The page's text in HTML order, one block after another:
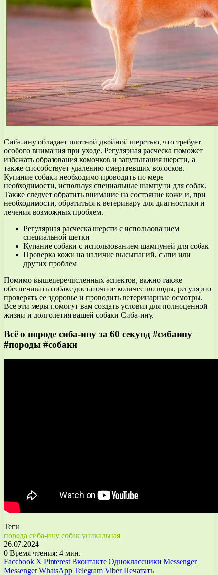
Сиба-ину обладает плотной двойной шерстью, что требует
особого внимания при уходе. Регулярная расческа поможет
избежать образования комочков и запутывания шерсти, а
также способствует удалению омертвевших волосков.
Купание собаки необходимо проводить по мере
необходимости, используя специальные шампуни для собак.
Также следует обратить внимание на состояние кожи и, при
необходимости, обратиться к ветеринару для диагностики и
лечения возможных проблем.
Регулярная расческа шерсти с использованием
специальной щетки
Купание собаки с использованием шампуней для собак
Проверка кожи на наличие высыпаний, сыпи или
других проблем
Помимо вышеперечисленных аспектов, важно также
обеспечивать собаке достаточное количество воды, регулярно
проверять ее здоровье и проводить ветеринарные осмотры.
Все эти меры помогут вам создать условия для полноценной
жизни и долголетия вашей собаки Сиба-ину.
Всё о породе сиба-ину за 60 секунд #сибаину
#породы #собаки
Теги
порода сиба-ину собак уникальная
26.07.2024
0 Время чтения: 4 мин.
Facebook X Pinterest Вконтакте Одноклассники Messenger
Messenger WhatsApp Telegram Viber Печатать